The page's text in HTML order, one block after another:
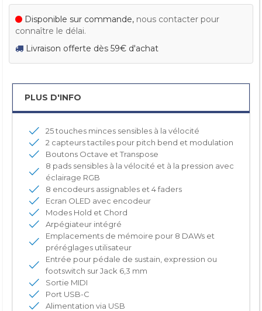
Disponible sur commande, nous contacter pour
connaître le délai.
Livraison offerte dès 59€ d'achat
PLUS D'INFO
25 touches minces sensibles à la vélocité
2 capteurs tactiles pour pitch bend et modulation
Boutons Octave et Transpose
8 pads sensibles à la vélocité et à la pression avec
éclairage RGB
8 encodeurs assignables et 4 faders
Ecran OLED avec encodeur
Modes Hold et Chord
Arpégiateur intégré
Emplacements de mémoire pour 8 DAWs et
préréglages utilisateur
Entrée pour pédale de sustain, expression ou
footswitch sur Jack 6,3 mm
Sortie MIDI
Port USB-C
Alimentation via USB